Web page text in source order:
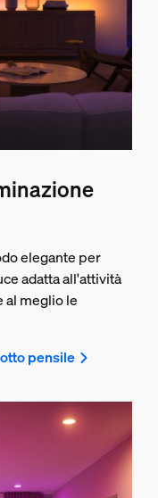
elegante per
adatta all'attività
al meglio le
pensile